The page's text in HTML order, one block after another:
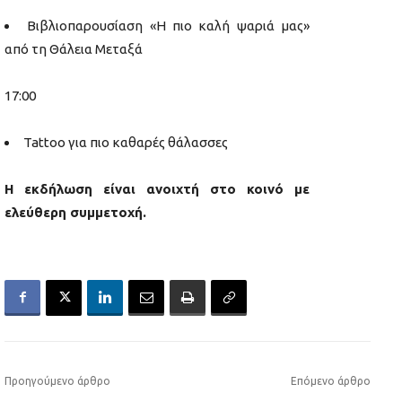
Βιβλιοπαρουσίαση «Η πιο καλή ψαριά μας»
από τη Θάλεια Μεταξά
17:00
Tattoo για πιο καθαρές θάλασσες
Η εκδήλωση είναι ανοιχτή στο κοινό με
ελεύθερη συμμετοχή.
Προηγούμενο άρθρο Επόμενο άρθρο